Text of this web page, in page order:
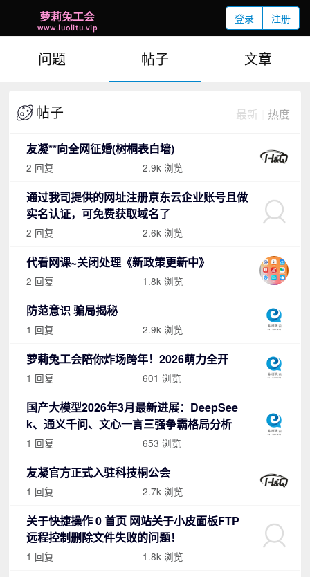
登录 注册
问题 帖子 文章
帖子 最新 热度
友凝**向全网征婚(树桐表白墙)
2 回复 2.9k 浏览
通过我司提供的网址注册京东云企业账号且做
实名认证，可免费获取域名了
2 回复 2.6k 浏览
代看网课~关闭处理《新政策更新中》
2 回复 1.8k 浏览
防范意识 骗局揭秘
1 回复 2.9k 浏览
萝莉兔工会陪你炸场跨年！2026萌力全开
1 回复 601 浏览
国产大模型2026年3月最新进展：DeepSee
k、通义千问、文心一言三强争霸格局分析
1 回复 653 浏览
友凝官方正式入驻科技桐公会
1 回复 2.7k 浏览
关于快捷操作 0 首页 网站关于小皮面板FTP
远程控制删除文件失败的问题！
1 回复 1.8k 浏览